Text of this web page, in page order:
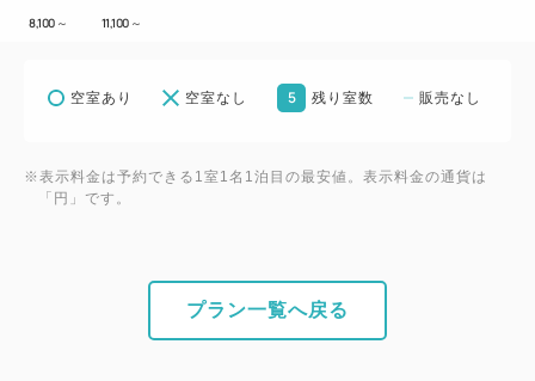
8,100 ～ 11,100 ～
空室あり 空室なし 5 残り室数 販売なし
※表示料金は予約できる1室1名1泊目の最安値。表示料金の通貨は
「円」です。
プラン一覧へ戻る